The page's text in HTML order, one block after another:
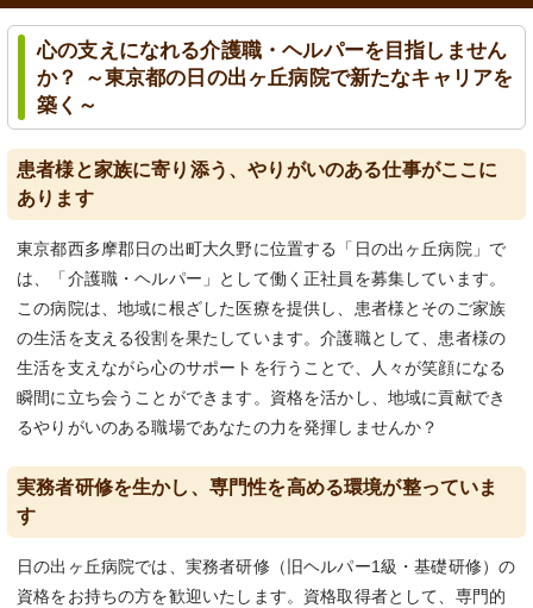
心の支えになれる介護職・ヘルパーを目指しません
か？ ～東京都の日の出ヶ丘病院で新たなキャリアを
築く～
患者様と家族に寄り添う、やりがいのある仕事がここに
あります
東京都西多摩郡日の出町大久野に位置する「日の出ヶ丘病院」で
は、「介護職・ヘルパー」として働く正社員を募集しています。
この病院は、地域に根ざした医療を提供し、患者様とそのご家族
の生活を支える役割を果たしています。介護職として、患者様の
生活を支えながら心のサポートを行うことで、人々が笑顔になる
瞬間に立ち会うことができます。資格を活かし、地域に貢献でき
るやりがいのある職場であなたの力を発揮しませんか？
実務者研修を生かし、専門性を高める環境が整っていま
す
日の出ヶ丘病院では、実務者研修（旧ヘルパー1級・基礎研修）の
資格をお持ちの方を歓迎いたします。資格取得者として、専門的